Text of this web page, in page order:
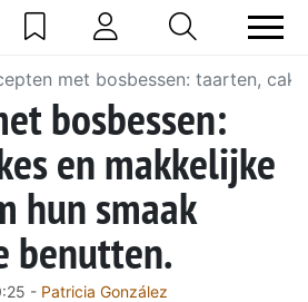
met bosbessen: taarten,
bosbessen:
en makkelijke
hun smaak
benutten.
- Patricia González